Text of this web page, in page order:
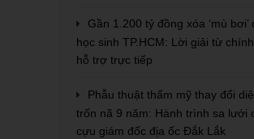
Gần 1.200 tỷ đồng xóa ‘mù bơi’
học sinh TP.HCM: Lời giải từ
hỗ trợ trực tiếp
Phẫu thuật thẩm mỹ thay đổi
trốn nã 9 năm: Hành trình sa lưới
cựu giám đốc địa ốc Đắk Lắk